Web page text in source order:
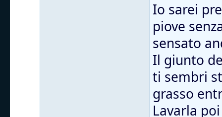
Io sarei
piove
sensato
Il giunto
ti sembri
grasso
Lavarla